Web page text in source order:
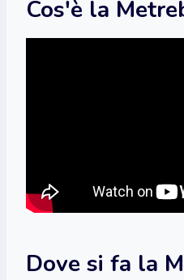
Cos'è la
Dove si fa la